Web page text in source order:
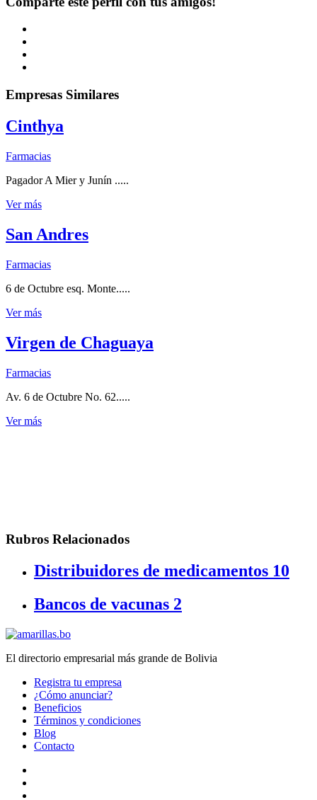
Empresas Similares
Cinthya
Farmacias
Pagador A Mier y Junín .....
Ver más
San Andres
Farmacias
6 de Octubre esq. Monte.....
Ver más
Virgen de Chaguaya
Farmacias
Av. 6 de Octubre No. 62.....
Ver más
Rubros Relacionados
Distribuidores de medicamentos 10
Bancos de vacunas 2
El directorio empresarial más grande de Bolivia
Registra tu empresa
¿Cómo anunciar?
Beneficios
Términos y condiciones
Blog
Contacto